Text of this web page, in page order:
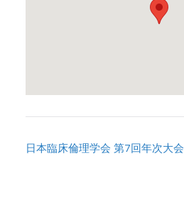
日本臨床倫理学会 第7回年次大会